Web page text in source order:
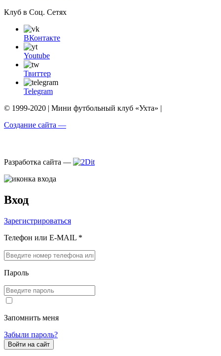
Клуб в Соц. Сетях
ВКонтакте
Youtube
Твиттер
Telegram
© 1999-2020 | Мини футбольный клуб «Ухта» |
Создание сайта —
Разработка сайта —
Вход
Зарегистрироваться
Телефон или E-MAIL *
Пароль
Запомнить меня
Забыли пароль?
Войти на сайт